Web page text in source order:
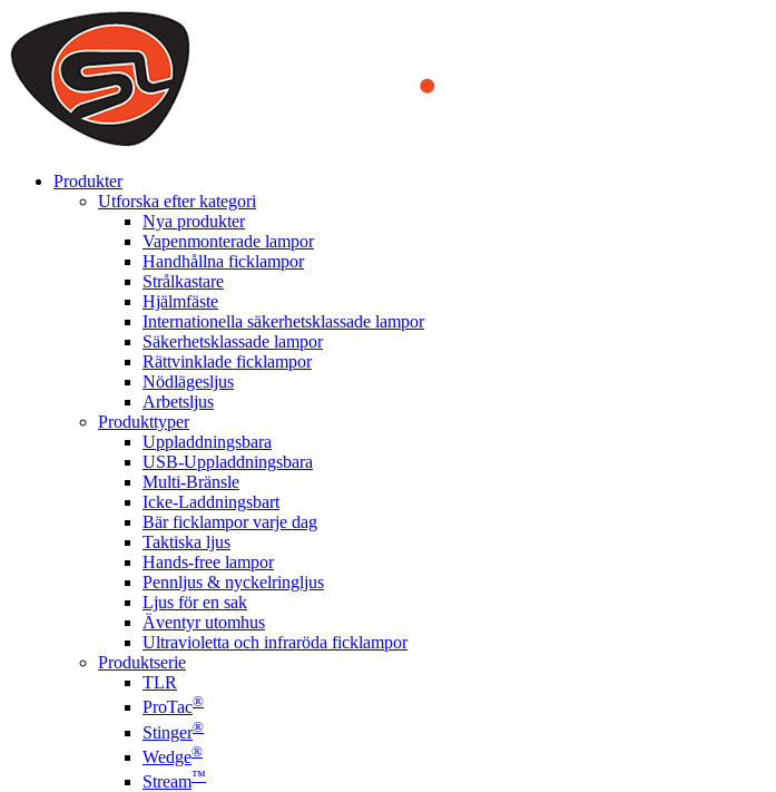
We use cookies to ensure that we provide you the best experience on our website. By continuing to browse
you a better experience. To learn more or to find out how you can disable cookies, you can access our
ACCEPT AND CLOSE
Produkter
Utforska efter kategori
Nya produkter
Vapenmonterade lampor
Handhållna ficklampor
Strålkastare
Hjälmfäste
Internationella säkerhetsklassade lampor
Säkerhetsklassade lampor
Rättvinklade ficklampor
Nödlägesljus
Arbetsljus
Produkttyper
Uppladdningsbara
USB-Uppladdningsbara
Multi-Bränsle
Icke-Laddningsbart
Bär ficklampor varje dag
Taktiska ljus
Hands-free lampor
Pennljus & nyckelringljus
Ljus för en sak
Äventyr utomhus
Ultravioletta och infraröda ficklampor
Produktserie
TLR
ProTac®
Stinger®
Wedge®
Stream™